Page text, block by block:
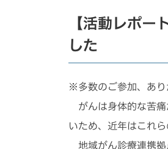
【活動レポー
した
※多数のご参加、あり
がんは身体的な苦痛
いため、近年はこれ
地域がん診療連携拠